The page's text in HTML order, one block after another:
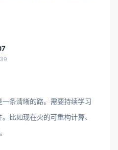
条清晰的路。需要持续学习
比如现在火的可重构计算、